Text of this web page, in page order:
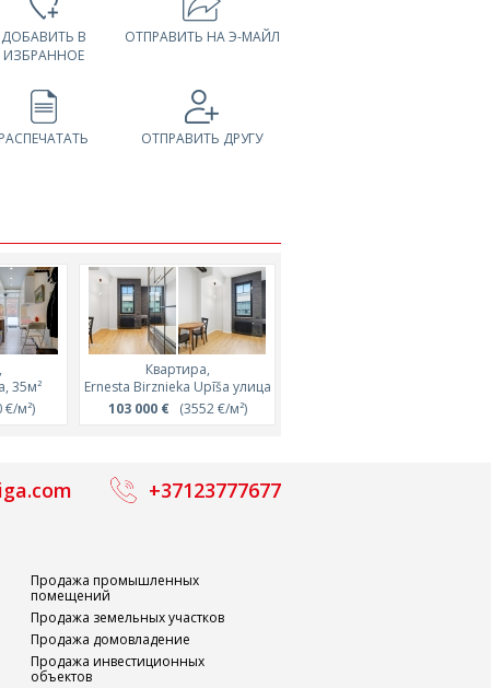
ДОБАВИТЬ В
ИЗБРАННОЕ
ОТПРАВИТЬ НА Э-МАЙЛ
РАСПЕЧАТАТЬ ОТПРАВИТЬ ДРУГУ
м²)
Квартира,
Lāčplēša улица, 60м²
228 380 € (3800 €/м²)
35м²
€/м²)
Квартира,
Ernesta Birznieka Upīša улица
103 000 €(3552 €/м²)
+37123777677
Продажа промышленных
помещений
Продажа земельных участков
Продажа домовладение
Продажа инвестиционных
объектов